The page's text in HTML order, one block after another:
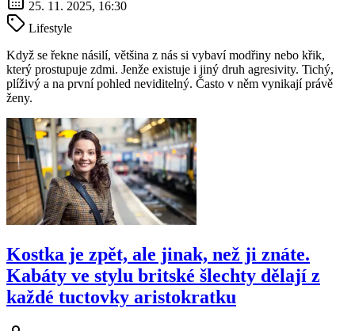
25. 11. 2025, 16:30
Lifestyle
Když se řekne násilí, většina z nás si vybaví modřiny nebo křik,
který prostupuje zdmi. Jenže existuje i jiný druh agresivity. Tichý,
plíživý a na první pohled neviditelný. Často v něm vynikají právě
ženy.
Kostka je zpět, ale jinak, než ji znáte.
Kabáty ve stylu britské šlechty dělají z
každé tuctovky aristokratku